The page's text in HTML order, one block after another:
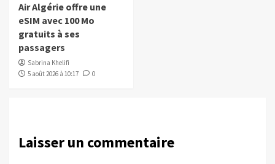
Air Algérie offre une
eSIM avec 100 Mo
gratuits à ses
passagers
Sabrina Khelifi
5 août 2026 à 10:17
0
Laisser un commentaire